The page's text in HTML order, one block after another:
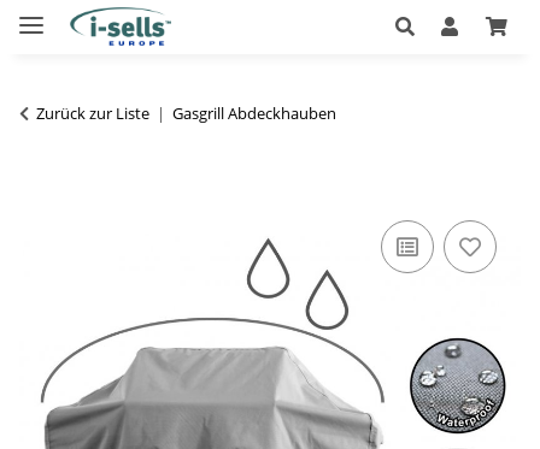
Zurück zur Liste Gasgrill Abdeckhauben